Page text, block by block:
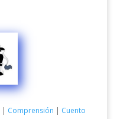
| Comprensión | Cuento